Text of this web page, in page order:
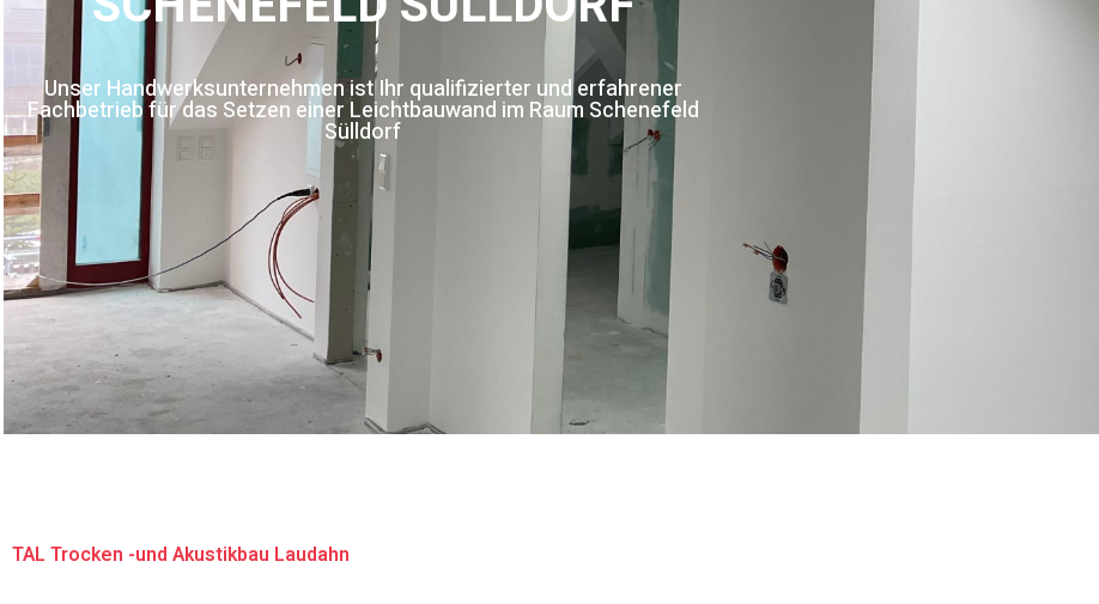
Unser Handwerksunternehmen ist Ihr qualifizierter und erfahrener
Fachbetrieb für das Setzen einer Leichtbauwand im Raum Schenefeld
Sülldorf
TAL Trocken -und Akustikbau Laudahn